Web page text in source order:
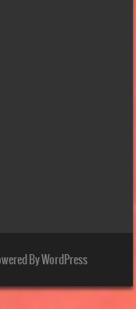
By WordPress